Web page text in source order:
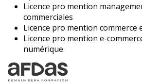
Licence pro mention
commerciales
Licence pro mention
Licence pro mention e-
numérique